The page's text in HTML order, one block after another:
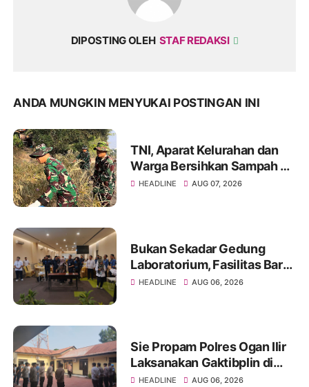
DIPOSTING OLEH STAF REDAKSI
ANDA MUNGKIN MENYUKAI POSTINGAN INI
TNI, Aparat Kelurahan dan
Warga Bersihkan Sampah di
Bantaran Sungai Sa'dan
HEADLINE AUG 07, 2026
Bukan Sekadar Gedung
Laboratorium, Fasilitas Baru
di Jakabaring Akan Perkuat
HEADLINE AUG 06, 2026
Sie Propam Polres Ogan Ilir
Laksanakan Gaktibplin di
Polsek Indralaya, Tingkatkan
HEADLINE AUG 06, 2026